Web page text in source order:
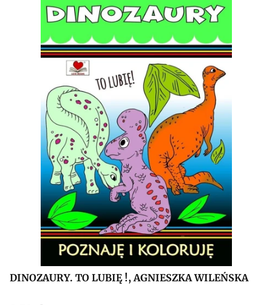
DINOZAURY. TO LUBIĘ !, AGNIESZKA WILEŃSKA